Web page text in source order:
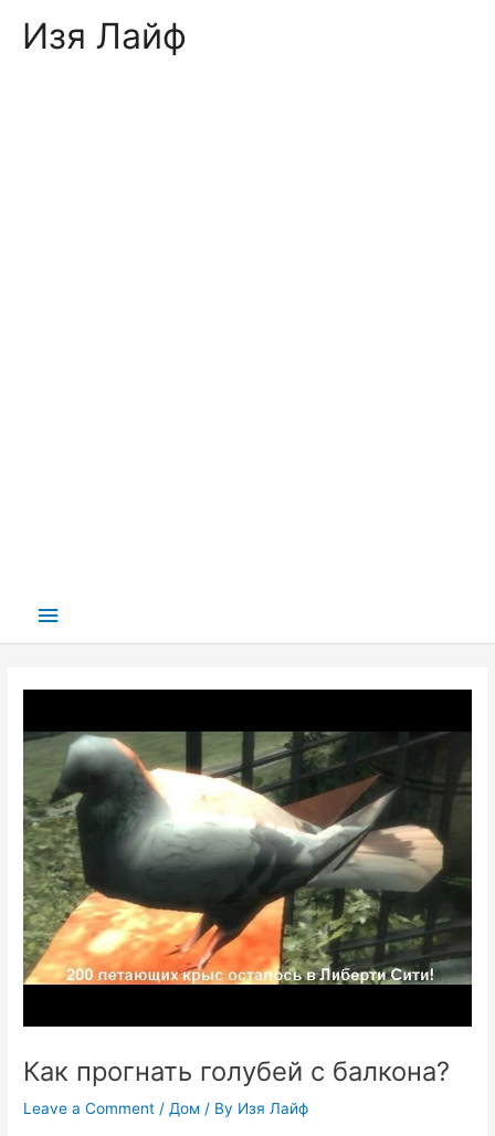
Изя Лайф
Main
Как прогнать голубей с балкона?
Leave a Comment / Дом / By Изя Лайф